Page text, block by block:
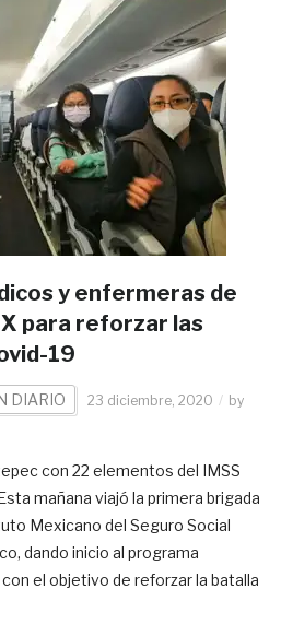
y enfermeras de
para reforzar las
19
DIARIO 23 diciembre, 2020
by
con 22 elementos del IMSS
mañana viajó la primera brigada
Mexicano del Seguro Social
dando inicio al programa
el objetivo de reforzar la batalla